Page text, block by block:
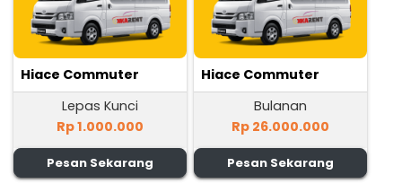
Hiace Commuter
Lepas Kunci
Rp 1.000.000
Pesan Sekarang
Hiace Commuter
Bulanan
Rp 26.000.000
Pesan Sekarang